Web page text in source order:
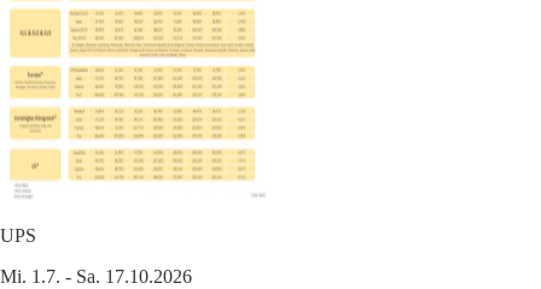
UPS
Mi. 1.7. - Sa. 17.10.2026